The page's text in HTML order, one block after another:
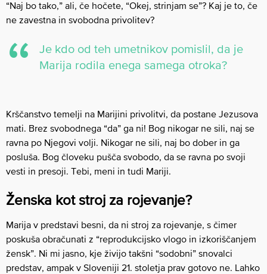
“Naj bo tako,” ali, če hočete, “Okej, strinjam se”? Kaj je to, če
ne zavestna in svobodna privolitev?
Je kdo od teh umetnikov pomislil, da je
Marija rodila enega samega otroka?
Krščanstvo temelji na Marijini privolitvi, da postane Jezusova
mati. Brez svobodnega “da” ga ni! Bog nikogar ne sili, naj se
ravna po Njegovi volji. Nikogar ne sili, naj bo dober in ga
posluša. Bog človeku pušča svobodo, da se ravna po svoji
vesti in presoji. Tebi, meni in tudi Mariji.
Ženska kot stroj za rojevanje?
Marija v predstavi besni, da ni stroj za rojevanje, s čimer
poskuša obračunati z “reprodukcijsko vlogo in izkoriščanjem
žensk”. Ni mi jasno, kje živijo takšni “sodobni” snovalci
predstav, ampak v Sloveniji 21. stoletja prav gotovo ne. Lahko